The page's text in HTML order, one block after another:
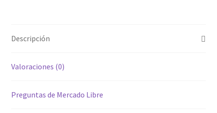
Descripción
Valoraciones (0)
Preguntas de Mercado Libre